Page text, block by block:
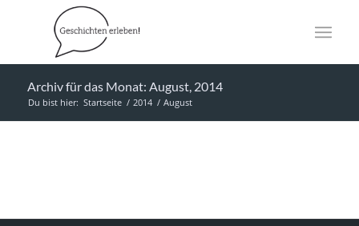
Archiv für das Monat: August, 2014
Du bist hier: Startseite / 2014 / August